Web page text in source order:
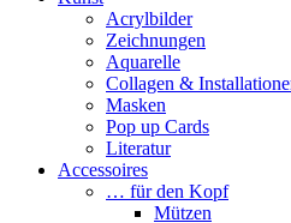
Acrylbilder
Zeichnungen
Aquarelle
Collagen &
Masken
Pop up Cards
Literatur
Accessoires
… für den Kopf
Mützen